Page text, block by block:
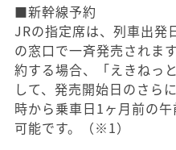
■新幹線予約
JRの指定席は、列車出発
の窓口で一斉発売されま
約する場合、「えきねっ
して、発売開始日のさら
時から乗車日1ヶ月前の
可能です。（※1）